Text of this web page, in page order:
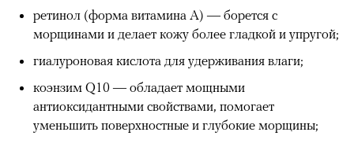
ретинол (форма витамина А) — борется с
морщинами и делает кожу более гладкой и упругой;
гиалуроновая кислота для удерживания влаги;
коэнзим Q10 — обладает мощными
антиоксидантными свойствами, помогает
уменьшить поверхностные и глубокие морщины;